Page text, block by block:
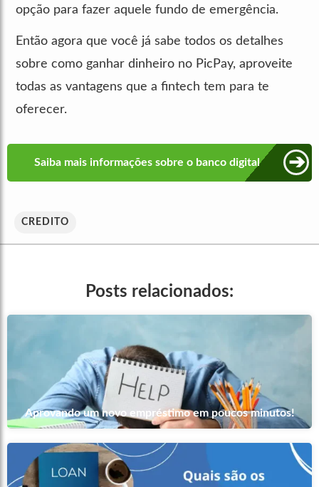
opção para fazer aquele fundo de emergência.
Então agora que você já sabe todos os detalhes
sobre como ganhar dinheiro no PicPay, aproveite
todas as vantagens que a fintech tem para te
oferecer.
Saiba mais informações sobre o banco digital ➔
CREDITO
Posts relacionados:
Aprovando um novo empréstimo em poucos minutos!